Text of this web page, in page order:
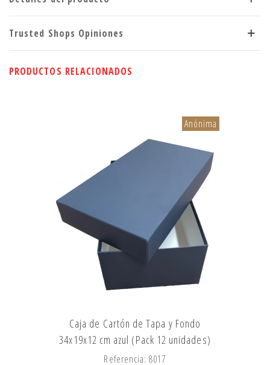
Trusted Shops Opiniones
PRODUCTOS RELACIONADOS
Anónima
Caja de Cartón de Tapa y Fondo
34x19x12 cm azul (Pack 12 unidades)
Referencia: 8017